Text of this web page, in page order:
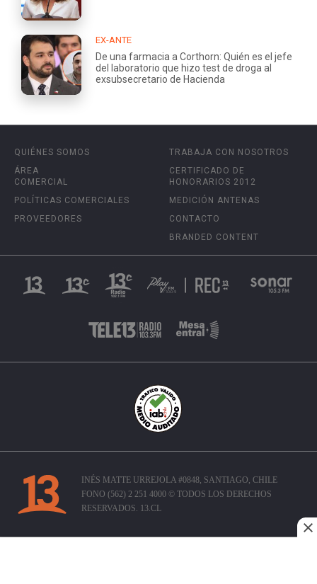
EX-ANTE
De una farmacia a Corthorn: Quién es el jefe
del laboratorio que hizo test de droga al
exsubsecretario de Hacienda
QUIÉNES SOMOS
ÁREA
COMERCIAL
POLÍTICAS COMERCIALES
PROVEEDORES
TRABAJA CON NOSOTROS
CERTIFICADO DE
HONORARIOS 2012
MEDICIÓN ANTENAS
CONTACTO
BRANDED CONTENT
INÉS MATTE URREJOLA #0848, SANTIAGO, CHILE
FONO (562) 2 251 4000 © TODOS LOS DERECHOS
RESERVADOS. 13.CL